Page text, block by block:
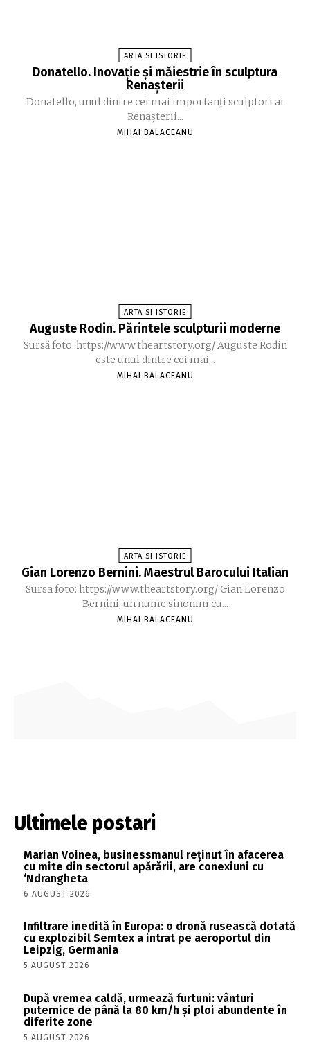
ARTA SI ISTORIE
Donatello. Inovație și măiestrie în sculptura
Renașterii
Donatello, unul dintre cei mai importanți sculptori ai
Renașterii...
MIHAI BALACEANU
ARTA SI ISTORIE
Auguste Rodin. Părintele sculpturii moderne
Sursă foto: https://www.theartstory.org/ Auguste Rodin
este unul dintre cei mai...
MIHAI BALACEANU
ARTA SI ISTORIE
Gian Lorenzo Bernini. Maestrul Barocului Italian
Sursa foto: https://www.theartstory.org/ Gian Lorenzo
Bernini, un nume sinonim cu...
MIHAI BALACEANU
Ultimele postari
Marian Voinea, businessmanul reținut în afacerea
cu mite din sectorul apărării, are conexiuni cu
‘Ndrangheta
6 AUGUST 2026
Infiltrare inedită în Europa: o dronă rusească dotată
cu explozibil Semtex a intrat pe aeroportul din
Leipzig, Germania
5 AUGUST 2026
După vremea caldă, urmează furtuni: vânturi
puternice de până la 80 km/h și ploi abundente în
diferite zone
5 AUGUST 2026